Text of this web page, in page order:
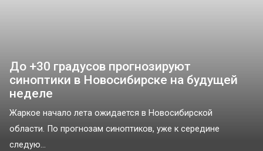
До +30 градусов прогнозируют
синоптики в Новосибирске на будущей
неделе
Жаркое начало лета ожидается в Новосибирской
области. По прогнозам синоптиков, уже к середине
следую...